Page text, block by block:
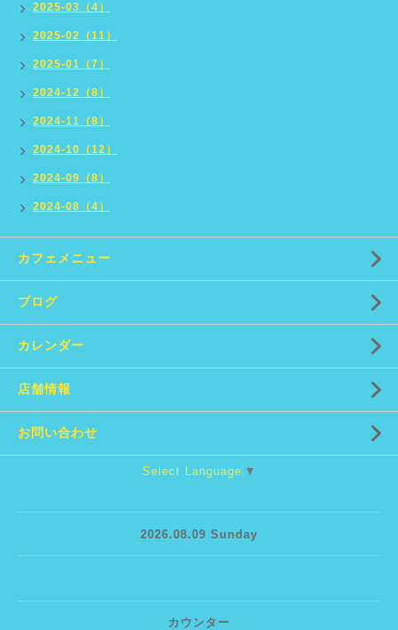
2025-03（4）
2025-02（11）
2025-01（7）
2024-12（8）
2024-11（8）
2024-10（12）
2024-09（8）
2024-08（4）
カフェメニュー
ブログ
カレンダー
店舗情報
お問い合わせ
Select Language ▼
2026.08.09 Sunday
カウンター